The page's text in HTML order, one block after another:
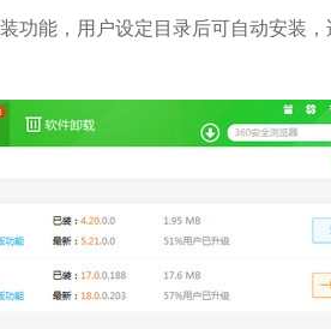
能，用户设定目录后可自动安装，